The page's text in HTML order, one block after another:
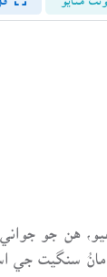
هن جو